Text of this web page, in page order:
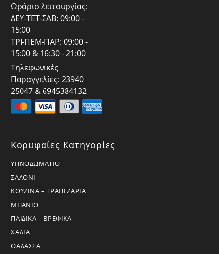
Ωράριο λειτουργίας:
ΔΕΥ-ΤΕΤ-ΣΑΒ: 09:00 -
15:00
ΤΡΙ-ΠΕΜ-ΠΑΡ: 09:00 -
15:00 & 16:30 - 21:00
Τηλεφωνικές
Παραγγελίες: 23940
25047 & 6945384132
Κορυφαίες Κατηγορίες
ΥΠΝΟΔΩΜΑΤΙΟ
ΣΑΛΟΝΙ
ΚΟΥΖΙΝΑ – ΤΡΑΠΕΖΑΡΙΑ
ΜΠΑΝΙΟ
ΠΑΙΔΙΚΑ – ΒΡΕΦΙΚΑ
ΧΑΛΙΑ
ΘΑΛΑΣΣΑ